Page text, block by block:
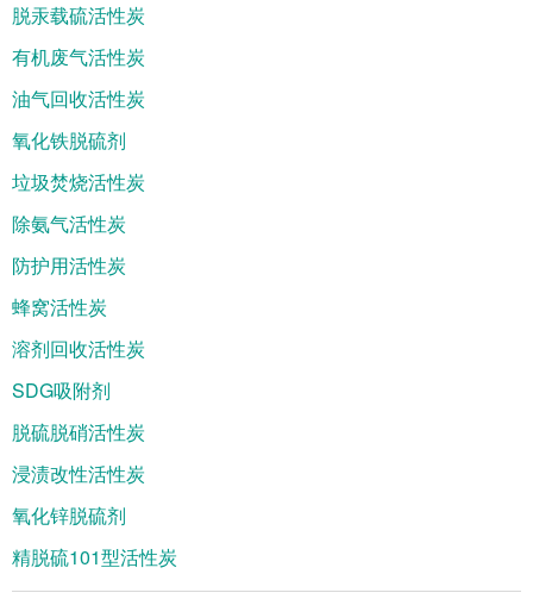
脱汞载硫活性炭
有机废气活性炭
油气回收活性炭
氧化铁脱硫剂
垃圾焚烧活性炭
除氨气活性炭
防护用活性炭
蜂窝活性炭
溶剂回收活性炭
SDG吸附剂
脱硫脱硝活性炭
浸渍改性活性炭
氧化锌脱硫剂
精脱硫101型活性炭